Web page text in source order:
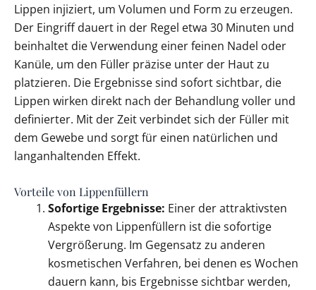
Lippen injiziert, um Volumen und Form zu erzeugen.
Der Eingriff dauert in der Regel etwa 30 Minuten und
beinhaltet die Verwendung einer feinen Nadel oder
Kanüle, um den Füller präzise unter der Haut zu
platzieren. Die Ergebnisse sind sofort sichtbar, die
Lippen wirken direkt nach der Behandlung voller und
definierter. Mit der Zeit verbindet sich der Füller mit
dem Gewebe und sorgt für einen natürlichen und
langanhaltenden Effekt.
Vorteile von Lippenfüllern
Sofortige Ergebnisse: Einer der attraktivsten
Aspekte von Lippenfüllern ist die sofortige
Vergrößerung. Im Gegensatz zu anderen
kosmetischen Verfahren, bei denen es Wochen
dauern kann, bis Ergebnisse sichtbar werden,